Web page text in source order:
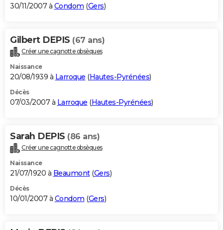
30/11/2007 à Condom (Gers)
Gilbert DEPIS (67 ans)
Créer une cagnotte obsèques
Naissance
20/08/1939 à Larroque (Hautes-Pyrénées)
Décès
07/03/2007 à Larroque (Hautes-Pyrénées)
Sarah DEPIS (86 ans)
Créer une cagnotte obsèques
Naissance
21/07/1920 à Beaumont(Gers)
Décès
10/01/2007 à Condom (Gers)